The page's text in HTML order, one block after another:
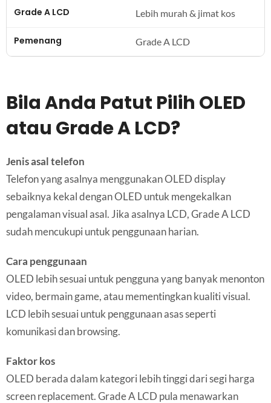
Lebih murah & jimat kos
Grade A LCD
Bila Anda Patut Pilih OLED
atau Grade A LCD?
Jenis asal telefon
Telefon yang asalnya menggunakan OLED display
sebaiknya kekal dengan OLED untuk mengekalkan
pengalaman visual asal. Jika asalnya LCD, Grade A LCD
sudah mencukupi untuk penggunaan harian.
Cara penggunaan
OLED lebih sesuai untuk pengguna yang banyak menonton
video, bermain game, atau mementingkan kualiti visual.
LCD lebih sesuai untuk penggunaan asas seperti
komunikasi dan browsing.
Faktor kos
OLED berada dalam kategori lebih tinggi dari segi harga
screen replacement. Grade A LCD pula menawarkan